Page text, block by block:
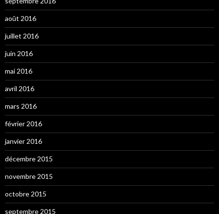
août 2016
juillet 2016
juin 2016
mai 2016
avril 2016
mars 2016
février 2016
janvier 2016
décembre 2015
novembre 2015
octobre 2015
septembre 2015